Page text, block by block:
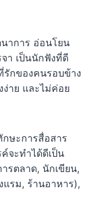
าการ อ่อนโยน
า เป็นนักฟังที่ดี
รักของคนรอบข้าง
าย และไม่ค่อย
ษะการสื่อสาร
จะทำได้ดีเป็น
รตลาด, นักเขียน,
แรม, ร้านอาหาร),